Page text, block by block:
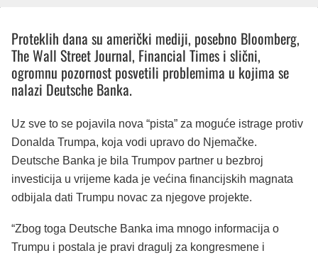
Proteklih dana su američki mediji, posebno Bloomberg,
The Wall Street Journal, Financial Times i slični,
ogromnu pozornost posvetili problemima u kojima se
nalazi Deutsche Banka.
Uz sve to se pojavila nova “pista” za moguće istrage protiv
Donalda Trumpa, koja vodi upravo do Njemačke.
Deutsche Banka je bila Trumpov partner u bezbroj
investicija u vrijeme kada je većina financijskih magnata
odbijala dati Trumpu novac za njegove projekte.
“Zbog toga Deutsche Banka ima mnogo informacija o
Trumpu i postala je pravi dragulj za kongresmene i